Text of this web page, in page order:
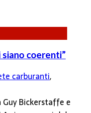
coerenti”
carburanti,
Bickerstaffe e